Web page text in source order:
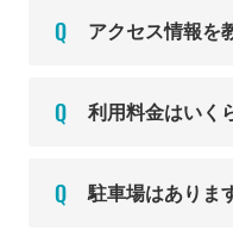
アクセス情報を
利用料金はいく
駐車場はありま